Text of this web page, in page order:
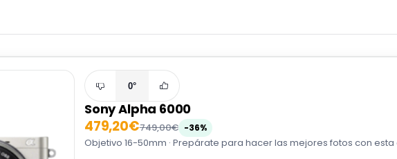
0°
Sony Alpha 6000
479,20€749,00€ -36%
Objetivo 16-50mm · Prepárate para hacer las mejores fotos con